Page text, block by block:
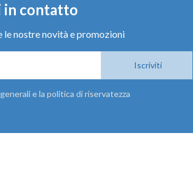
in contatto
nostre novità e promozioni
Iscriviti
e la politica di riservatezza